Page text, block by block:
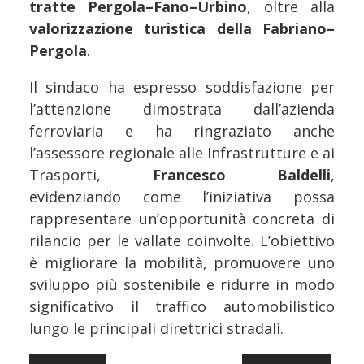
tratte Pergola–Fano–Urbino, oltre alla
valorizzazione turistica della Fabriano–
Pergola.
Il sindaco ha espresso soddisfazione per
l’attenzione dimostrata dall’azienda
ferroviaria e ha ringraziato anche
l’assessore regionale alle Infrastrutture e ai
Trasporti,
Francesco Baldelli,
evidenziando come l’iniziativa possa
rappresentare un’opportunità concreta di
rilancio per le vallate coinvolte. L’obiettivo
è migliorare la mobilità, promuovere uno
sviluppo più sostenibile e ridurre in modo
significativo il traffico automobilistico
lungo le principali direttrici stradali.